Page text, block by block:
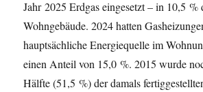
Jahr 2025 Erdgas eingesetzt – in 10,5 %
Wohngebäude. 2024 hatten
hauptsächliche Energiequelle im
einen Anteil von 15,0 %. 2015 wurde
Hälfte (51,5 %) der damals